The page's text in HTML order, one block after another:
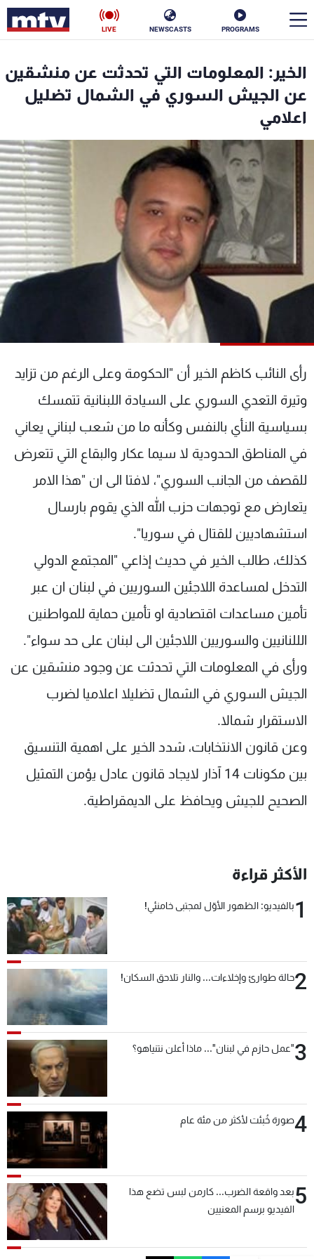
PROGRAMS
NEWSCASTS
LIVE
الخير: المعلومات التي تحدثت عن منشقين
عن الجيش السوري في الشمال تضليل
اعلامي
رأى النائب كاظم الخير أن "الحكومة وعلى الرغم من تزايد
وتيرة التعدي السوري على السيادة اللبنانية تتمسك
بسياسية النأي بالنفس وكأنه ما من شعب لبناني يعاني
في المناطق الحدودية لا سيما عكار والبقاع التي تتعرض
للقصف من الجانب السوري"، لافتا الى ان "هذا الامر
يتعارض مع توجهات حزب الله الذي يقوم بارسال
استشهاديين للقتال في سوريا".
كذلك، طالب الخير في حديث إذاعي "المجتمع الدولي
التدخل لمساعدة اللاجئين السوريين في لبنان ان عبر
تأمين مساعدات اقتصادية او تأمين حماية للمواطنين
الللنانيين والسوريين اللاجئين الى لبنان على حد سواء".
ورأى في المعلومات التي تحدثت عن وجود منشقين عن
الجيش السوري في الشمال تضليلا اعلاميا لضرب
الاستقرار شمالا.
وعن قانون الانتخابات، شدد الخير على اهمية التنسيق
بين مكونات 14 آذار لايجاد قانون عادل يؤمن التمثيل
الصحيح للجيش ويحافظ على الديمقراطية.
الأكثر قراءة
1بالفيديو: الظهور الأوّل لمجتبى خامنئي!
2حالة طوارئ وإخلاءات... والنار تلاحق السكان!
3"عمل حازم في لبنان"... ماذا أعلن نتنياهو؟
4صورة خُبئت لأكثر من مئة عام
5بعد واقعة الضرب... كارمن لبس تضع هذا
الفيديو برسم المعنيين
الأخبار
سياسة
فن
منوعات رياضة
كأس العالم
البرامج
جدول البرامج
شاهد البرامج
الترددات
عن MTV
الإنـتـاج
لاعلاناتكم
وظائف
تواصل معنا
شروط الإسـتخدام